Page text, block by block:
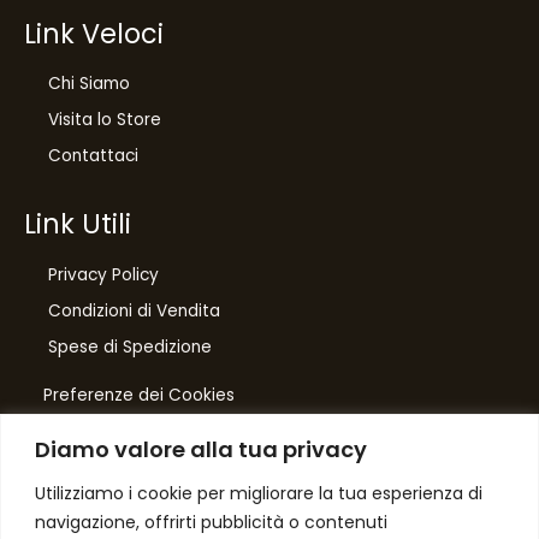
Diamo valore alla tua privacy
Utilizziamo i cookie per migliorare la tua esperienza di
navigazione, offrirti pubblicità o contenuti
Link Veloci
Chi Siamo
Visita lo Store
Contattaci
Link Utili
Privacy Policy
Condizioni di Vendita
Spese di Spedizione
Preferenze dei Cookies
Number One
di Domenico Toccacieli
Via G. Mazzini 5/C
di sconto, solo per te
Iscriviti per ricevere il tuo sconto esclusivo e
e offerte!